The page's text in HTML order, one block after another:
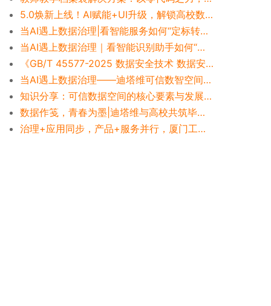
5.0焕新上线！AI赋能+UI升级，解锁高校数智治理新体验
当AI遇上数据治理|看智能服务如何“定标转码、提效减负”
当AI遇上数据治理｜看智能识别助手如何“解放双手、效率为王”
《GB/T 45577-2025 数据安全技术 数据安全风险评估方法》解读
当AI遇上数据治理——迪塔维可信数智空间V5解决方案重塑数据治理新形态
知识分享：可信数据空间的核心要素与发展引导框架
数据作笺，青春为墨|迪塔维与高校共筑毕业报告里的时光长卷
治理+应用同步，产品+服务并行，厦门工学院高效落地实践